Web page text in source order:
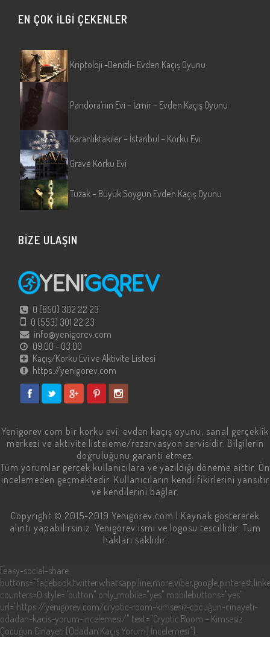
EN ÇOK İLGİ ÇEKENLER
Kriptoloji -Denizli- Evden Kaçış Oyunu
Pandora’nın Evi – İzmir – Evden Kaçış Oyunu
Karanlıktakiler – İstanbul – Korku Evi
Grave Korku Evi
Tuzak – Büyük Soygun Evden Kaçış Oyunu
BİZE ULAŞIN
0 (850) 302 22 23
0 (553) 301 22 23
info@yenigorev.com
09:00 - 03:00
Kaçış/Korku Evi ve Aktivite Listesi
https://yenigorev.com
Yenigorev.com bir korku evi, evden kaçış oyunu, sanal gerçeklik
merkezi ve aktivite listeleme/rezervasyon servisidir. Bilgilerin
doğruluğunu garanti etmez.
Tüm yorumlar gerçek kullanıcılara ve yazıldığı döneme aittir. Ön
incelemeden geçmektedir. Kullanıcıların kendi fikirlerini yansıtır
ve kendilerini bağlar.
Copyright © 2015-2019 Yenigorev.com | Kaynak göstererek
alıntı yapabilirsiniz. Yenigörev ismi ve logosu tescillidir. Tüm
hakları saklıdır.
[easy-social-share
counters=0 style="button" only_mobile="yes" mobilebuttons="yes"
url="https://yenigorev.com/cryptic-room-kimsesiz-cocugun-cinayeti-
odadan-kacis-yorum-incelemesi/" text="Cryptic Room – Kimsesiz
Çocuğun Cinayeti [Odadan Kaçış Yorum] İncelemesi"]